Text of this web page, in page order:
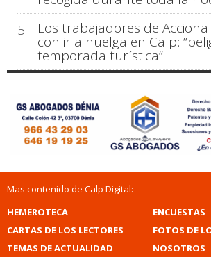
5
Los trabajadores de
con ir a huelga en Calp:
temporada turística”
Mas contenido de Calp Digital:
HEMEROTECA
ENCUESTAS
CARTAS DE LOS LECTORES
FOTOS DE
TEMAS DE ACTUALIDAD
NOSOTROS